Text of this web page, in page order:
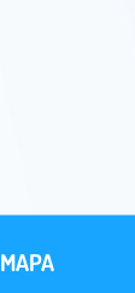
MAPA